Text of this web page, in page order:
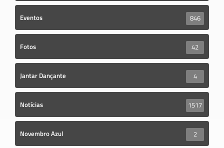
Eventos 846
Fotos 42
Jantar Dançante 4
Notícias 1517
Novembro Azul 2